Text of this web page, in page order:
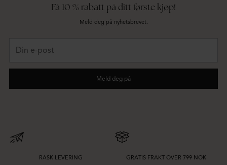
Få 10 % rabatt på ditt første kjøp!
Meld deg på nyhetsbrevet.
Meld deg på
RASK LEVERING GRATIS FRAKT OVER 799 NOK